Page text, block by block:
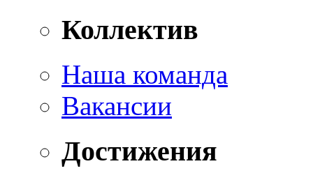
Коллектив
Наша команда
Вакансии
Достижения